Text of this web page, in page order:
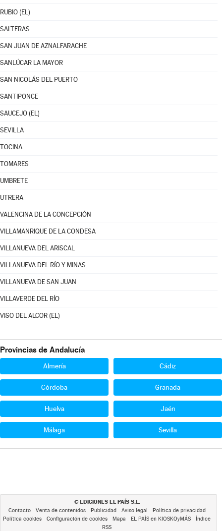
RUBIO (EL)
SALTERAS
SAN JUAN DE AZNALFARACHE
SANLÚCAR LA MAYOR
SAN NICOLÁS DEL PUERTO
SANTIPONCE
SAUCEJO (EL)
SEVILLA
TOCINA
TOMARES
UMBRETE
UTRERA
VALENCINA DE LA CONCEPCIÓN
VILLAMANRIQUE DE LA CONDESA
VILLANUEVA DEL ARISCAL
VILLANUEVA DEL RÍO Y MINAS
VILLANUEVA DE SAN JUAN
VILLAVERDE DEL RÍO
VISO DEL ALCOR (EL)
Provincias de Andalucía
Almería Cádiz
Córdoba Granada
Huelva Jaén
Málaga Sevilla
© EDICIONES EL PAÍS S.L.
Contacto Venta de contenidos Publicidad Aviso legal
Política de privacidad
Política cookies
Configuración de cookies Mapa EL PAÍS en KIOSKOyMÁS
Índice
RSS